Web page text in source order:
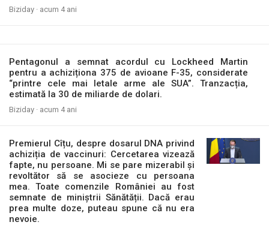
Biziday · acum 4 ani
Pentagonul a semnat acordul cu Lockheed Martin
pentru a achiziționa 375 de avioane F-35, considerate
“printre cele mai letale arme ale SUA”. Tranzacția,
estimată la 30 de miliarde de dolari.
Biziday · acum 4 ani
Premierul Cîțu, despre dosarul DNA privind
achiziția de vaccinuri: Cercetarea vizează
fapte, nu persoane. Mi se pare mizerabil și
revoltător să se asocieze cu persoana
mea. Toate comenzile României au fost
semnate de miniștrii Sănătății. Dacă erau
prea multe doze, puteau spune că nu era
nevoie.